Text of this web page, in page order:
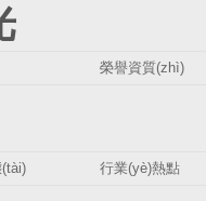
榮譽資質(zhì)
行業(yè)熱點